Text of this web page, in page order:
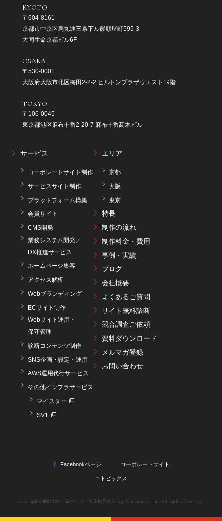
KYOTO
〒604-8161
京都市中京区烏丸通三条下ル饅頭屋町595-3
大同生命京都ビル6F
OSAKA
〒530-0001
大阪府大阪市北区梅田2-2-2 ヒルトンプラザウエスト19階
TOKYO
〒106-0045
東京都港区麻布十番2-20-7 麻布十番髙木ビル
サービス
コーポレートサイト制作
サービスサイト制作
プラットフォーム構築
会員サイト
CMS開発
業務システム開発／
DX推進サービス
ホームページ集客
アクセス解析
Webブランディング
ECサイト制作
Webサイト運用・
保守管理
診断コンテンツ制作
SNS企画・設定・運用
AWS運用代行サービス
その他インフラサービス
マイスター
SV1
エリア
京都
大阪
東京
特長
制作の流れ
制作料金・費用
事例・実績
ブログ
会社概要
よくあるご質問
サイト無料診断
競合調査ご依頼
資料ダウンロード
メルマガ登録
お問い合わせ
Facebookページ コーポレートサイト
コトピックス
Copyright©京都のホームページ・Web制作のBridge Corporation Inc All Rights Reserved.